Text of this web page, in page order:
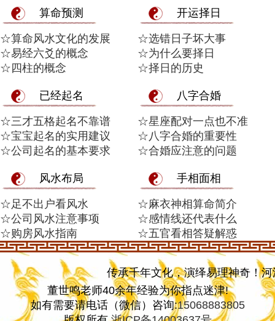
算命预测
☆算命风水文化的发展
☆易经六爻的概念
☆四柱的概念
已经起名
☆三才五格起名不靠谱
☆宝宝起名的实用建议
☆公司起名的基本要求
风水布局
☆足不出户看风水
☆公司风水注意事项
☆购房风水指南
开运择日
☆选错日子坏大事
☆为什么要择日
☆择日的历史
八字合婚
☆星座配对一点也不准
☆八字合婚的重要性
☆合婚应注意的问题
手相面相
☆麻衣神相算命简介
☆感情线还代表什么
☆五官看相答疑解惑
传承千年文化，演绎易理神奇！
董世鸣老师40余年经验为你指点迷津!
如有需要请电话（微信）咨询:15068883805